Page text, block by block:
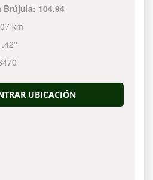
Brújula: 104.94
km
UBICACIÓN